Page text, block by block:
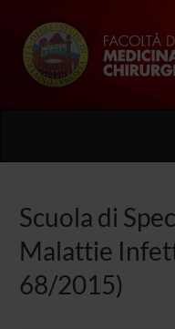
Scuola di
Malattie
68/2015)